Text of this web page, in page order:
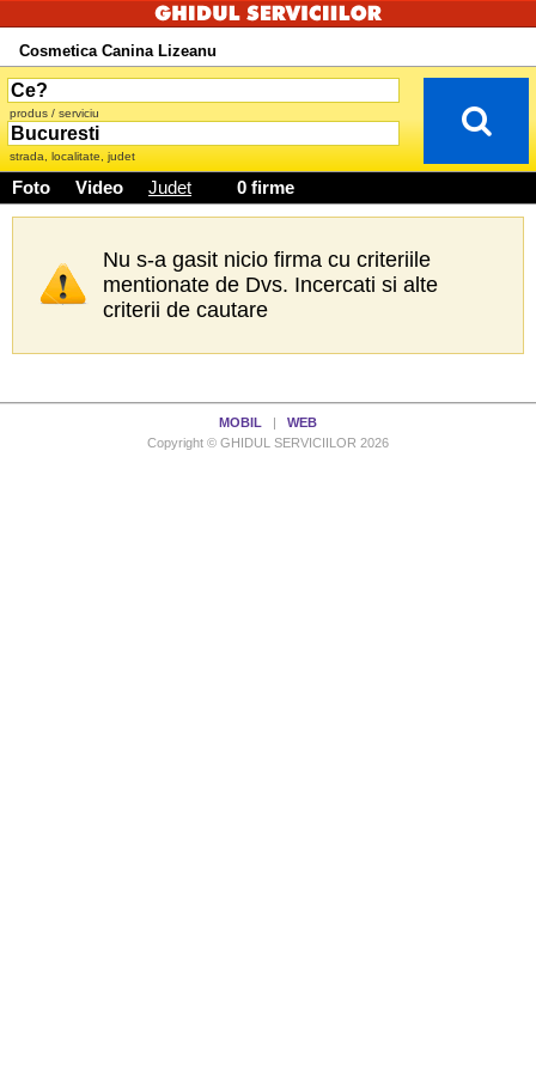
Cosmetica Canina Lizeanu
produs / serviciu
strada, localitate, judet
Foto Video Judet 0 firme
Nu s-a gasit nicio firma cu criteriile
mentionate de Dvs. Incercati si alte
criterii de cautare
MOBIL
WEB
Copyright © GHIDUL SERVICIILOR 2026